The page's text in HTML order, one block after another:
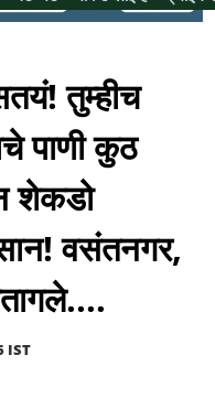
तुम्हीच
पाणी कुठ
शेकडो
वसंतनगर,
IST